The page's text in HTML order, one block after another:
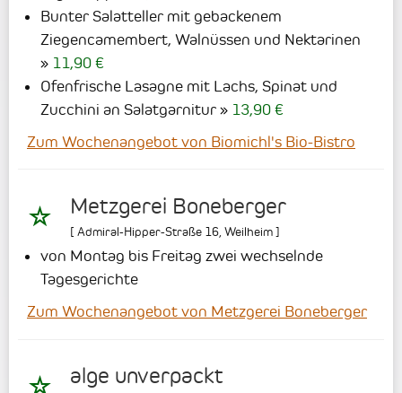
Bunter Salatteller mit gebackenem
Ziegencamembert, Walnüssen und Nektarinen
11,90 €
Ofenfrische Lasagne mit Lachs, Spinat und
Zucchini an Salatgarnitur
13,90 €
Zum Wochenangebot von Biomichl's Bio-Bistro
Metzgerei Boneberger
[ Admiral-Hipper-Straße 16 Weilheim]
von Montag bis Freitag zwei wechselnde
Tagesgerichte
Zum Wochenangebot von Metzgerei Boneberger
alge unverpackt